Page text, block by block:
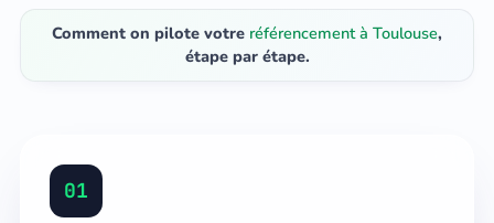
Comment on pilote votre référencement à Toulouse,
étape par étape.
01